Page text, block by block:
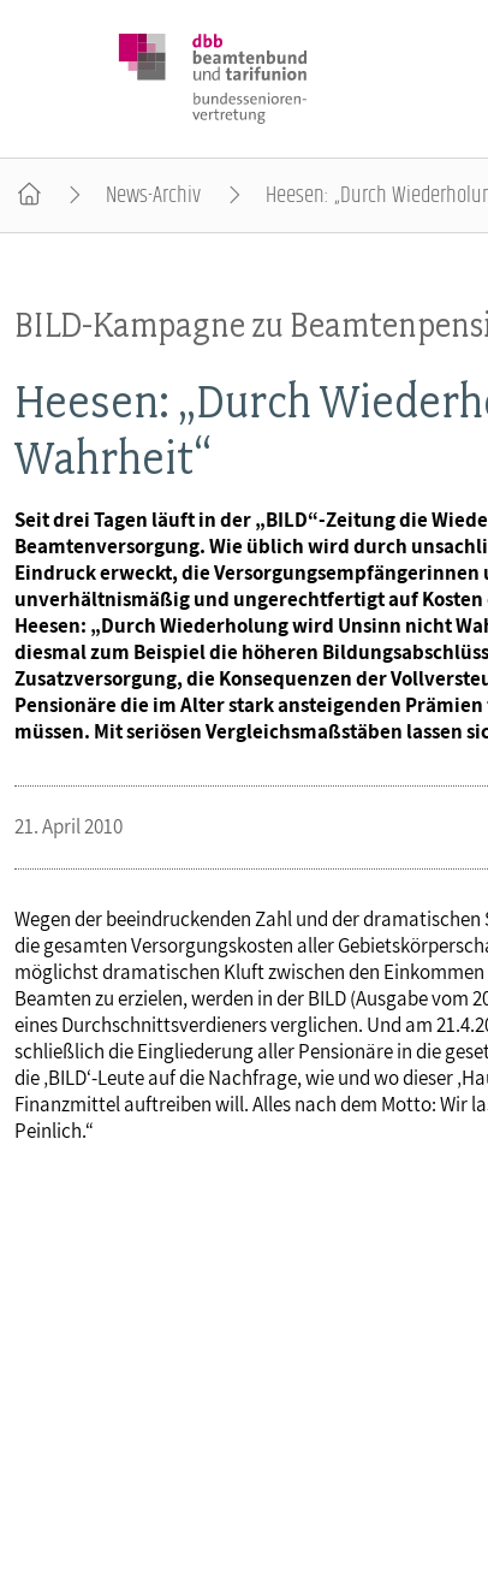
POSITIONEN
VERANSTALTUNGEN
PUBLIKATIONEN
News-Archiv Heesen: „Durch
BILD-Kampagne zu
Heesen: „Durch
Wahrheit“
Seit drei Tagen läuft in der „BILD“-Zeitung die
Beamtenversorgung. Wie üblich wird durch
Eindruck erweckt, die
unverhältnismäßig und ungerechtfertigt auf
Heesen: „Durch Wiederholung wird Unsinn nicht
diesmal zum Beispiel die höheren
Zusatzversorgung, die Konsequenzen der
Pensionäre die im Alter stark ansteigenden
müssen. Mit seriösen Vergleichsmaßstäben lassen
21. April 2010
Wegen der beeindruckenden Zahl und der dramatischen
die gesamten Versorgungskosten aller
möglichst dramatischen Kluft zwischen den
Beamten zu erzielen, werden in der BILD (Ausgabe vom
eines Durchschnittsverdieners verglichen. Und am
schließlich die Eingliederung aller Pensionäre in die
die ‚BILD‘-Leute auf die Nachfrage, wie und wo dieser
Finanzmittel auftreiben will. Alles nach dem Motto: Wir
Peinlich.“